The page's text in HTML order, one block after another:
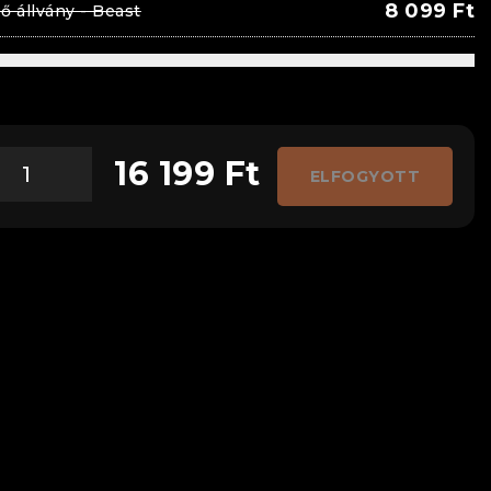
állvány - Beast 8 099 Ft
ELFOGYOTT
16 199 Ft